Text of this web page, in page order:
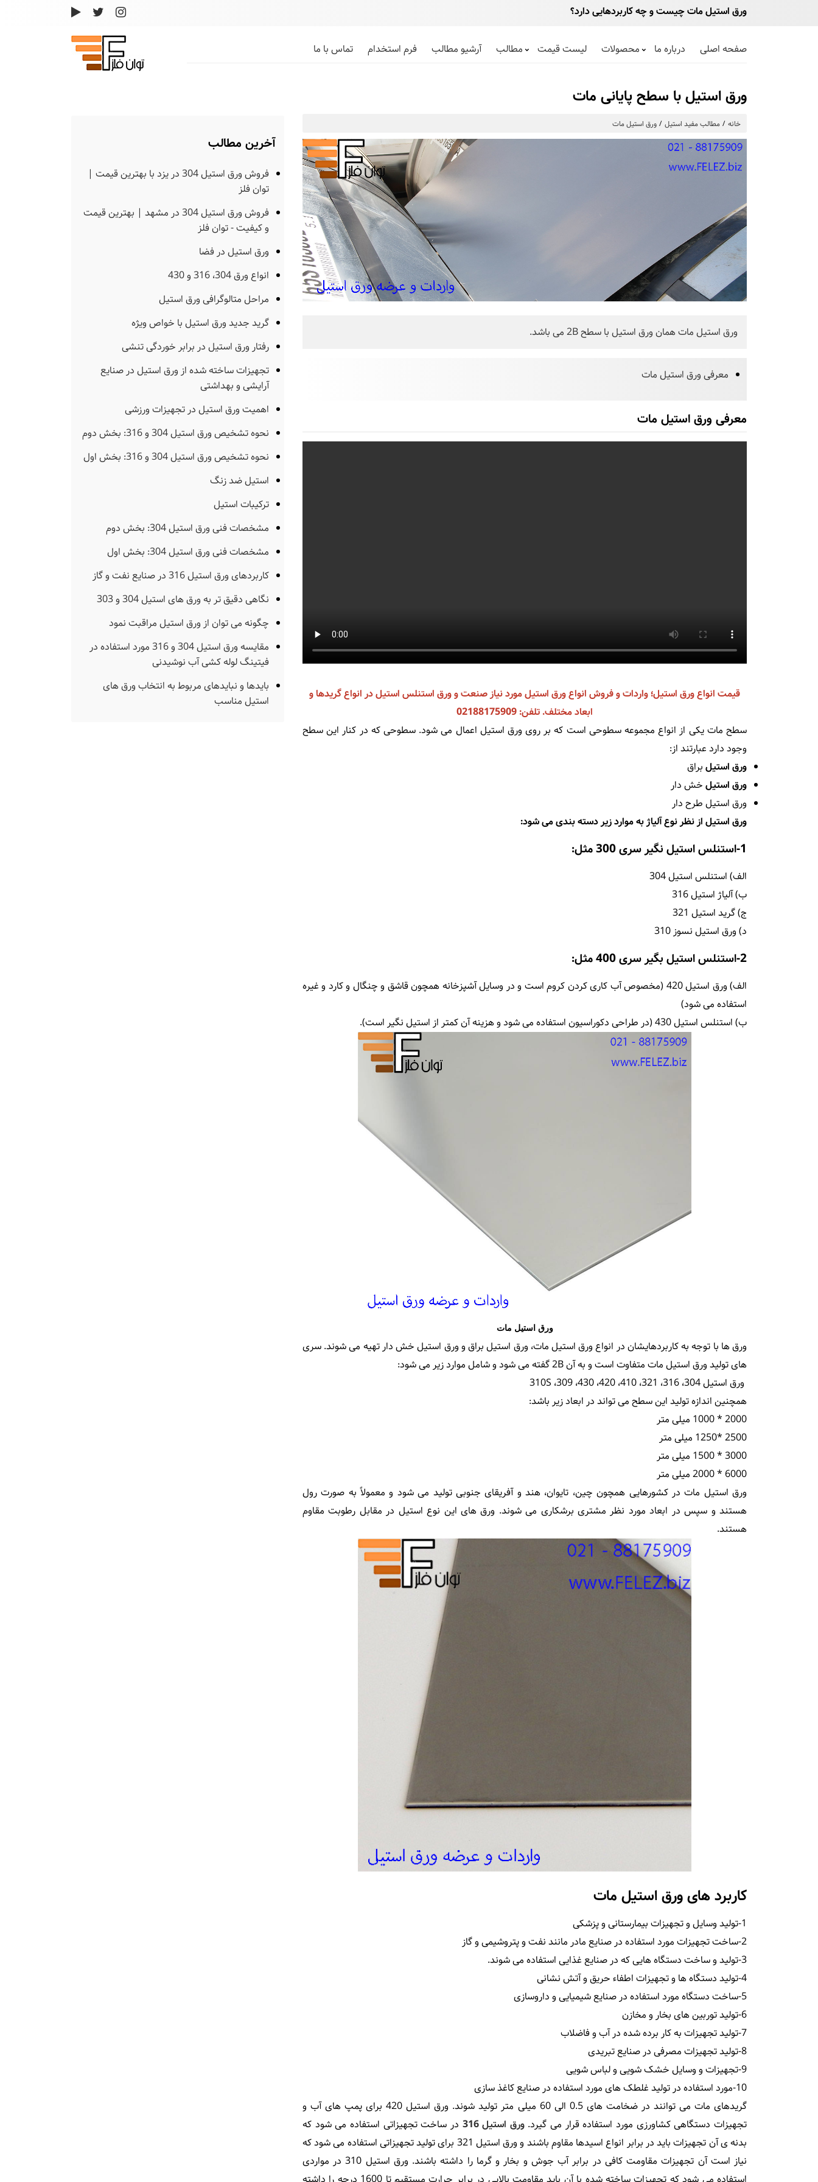
ورق استیل مات چیست و چه کاربردهایی دارد؟
صفحه اصلی درباره ما محصولات لیست قیمت مطالب آرشیو مطالب فرم استخدام تماس با ما
ورق استیل با سطح پایانی مات
خانه مطالب مفید استیل ورق استیل مات
ورق استیل مات همان ورق استیل با سطح 2B می باشد.
معرفی ورق استیل مات
معرفی ورق استیل مات
قیمت انواع ورق استیل؛ واردات و فروش انواع ورق استیل مورد نیاز صنعت و ورق استنلس استیل در انواع گریدها و
ابعاد مختلف. تلفن: 02188175909
سطح مات یکی از انواع مجموعه سطوحی است که بر روی ورق استیل اعمال می شود. سطوحی که در کنار این سطح
وجود دارد عبارتند از:
ورق استیل براق
ورق استیل خش دار
ورق استیل طرح دار
ورق استیل از نظر نوع آلیاژ به موارد زیر دسته بندی می شود:
1-استنلس استیل نگیر سری 300 مثل:
الف) استنلس استیل 304
ب) آلیاژ استیل 316
ج) گرید استیل 321
د) ورق استیل نسوز 310
2-استنلس استیل بگیر سری 400 مثل:
الف) ورق استیل 420 (مخصوص آب کاری کردن کروم است و در وسایل آشپزخانه همچون قاشق و چنگال و کارد و غیره
استفاده می شود)
ب) استنلس استیل 430 (در طراحی دکوراسیون استفاده می شود و هزینه آن کمتر از استیل نگیر است).
ورق استیل مات
ورق ها با توجه به کاربردهایشان در انواع ورق استیل مات، ورق استیل براق و ورق استیل خش دار تهیه می شوند. سری
های تولید ورق استیل مات متفاوت است و به آن 2B گفته می شود و شامل موارد زیر می شود:
ورق استیل 304، 316، 321، 410، 420، 430، 309، 310S
همچنین اندازه تولید این سطح می تواند در ابعاد زیر باشد:
2000 * 1000 میلی متر
2500 *1250 میلی متر
3000 * 1500 میلی متر
6000 * 2000 میلی متر
ورق استیل مات در کشورهایی همچون چین، تایوان، هند و آفریقای جنوبی تولید می شود و معمولاً به صورت رول
هستند و سپس در ابعاد مورد نظر مشتری برشکاری می شوند. ورق های این نوع استیل در مقابل رطوبت مقاوم
هستند.
کاربرد های ورق استیل مات
1-تولید وسایل و تجهیزات بیمارستانی و پزشکی
2-ساخت تجهیزات مورد استفاده در صنایع مادر مانند نفت و پتروشیمی و گاز
3-تولید و ساخت دستگاه هایی که در صنایع غذایی استفاده می شوند.
4-تولید دستگاه ها و تجهیزات اطفاء حریق و آتش نشانی
5-ساخت دستگاه مورد استفاده در صنایع شیمیایی و داروسازی
6-تولید توربین های بخار و مخازن
7-تولید تجهیزات به کار برده شده در آب و فاضلاب
8-تولید تجهیزات مصرفی در صنایع تبریدی
9-تجهیزات و وسایل خشک شویی و لباس شویی
10-مورد استفاده در تولید غلطک های مورد استفاده در صنایع کاغذ سازی
گریدهای مات می توانند در ضخامت های 0.5 الی 60 میلی متر تولید شوند. ورق استیل 420 برای پمپ های آب و
تجهیزات دستگاهی کشاورزی مورد استفاده قرار می گیرد.ورق استیل 316
در ساخت تجهیزاتی استفاده می شود که
بدنه ی آن تجهیزات باید در برابر انواع اسیدها مقاوم باشند و ورق استیل 321 برای تولید تجهیزاتی استفاده می شود که
نیاز است آن تجهیزات مقاومت کافی در برابر آب جوش و بخار و گرما را داشته باشند. ورق استیل 310 در مواردی
آخرین مطالب
فروش ورق استیل 304 در یزد با بهترین قیمت |
توان فلز
فروش ورق استیل 304 در مشهد | بهترین قیمت
و کیفیت - توان فلز
ورق استیل در فضا
انواع ورق 304، 316 و 430
مراحل متالوگرافی ورق استیل
گرید جدید ورق استیل با خواص ویژه
رفتار ورق استیل در برابر خوردگی تنشی
تجهیزات ساخته شده از ورق استیل در صنایع
آرایشی و بهداشتی
اهمیت ورق استیل در تجهیزات ورزشی
نحوه تشخیص ورق استیل 304 و 316: بخش دوم
نحوه تشخیص ورق استیل 304 و 316: بخش اول
استیل ضد زنگ
ترکیبات استیل
مشخصات فنی ورق استیل 304: بخش دوم
مشخصات فنی ورق استیل 304: بخش اول
کاربردهای ورق استیل 316 در صنایع نفت و گاز
نگاهی دقیق تر به ورق های استیل 304 و 303
چگونه می توان از ورق استیل مراقبت نمود
مقایسه ورق استیل 304 و 316 مورد استفاده در
فیتینگ لوله کشی آب نوشیدنی
بایدها و نبایدهای مربوط به انتخاب ورق های
استیل مناسب